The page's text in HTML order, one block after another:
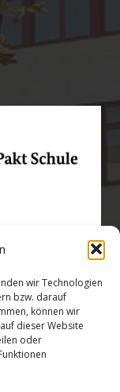
wir Technologien
bzw. darauf
können wir
dieser Website
oder